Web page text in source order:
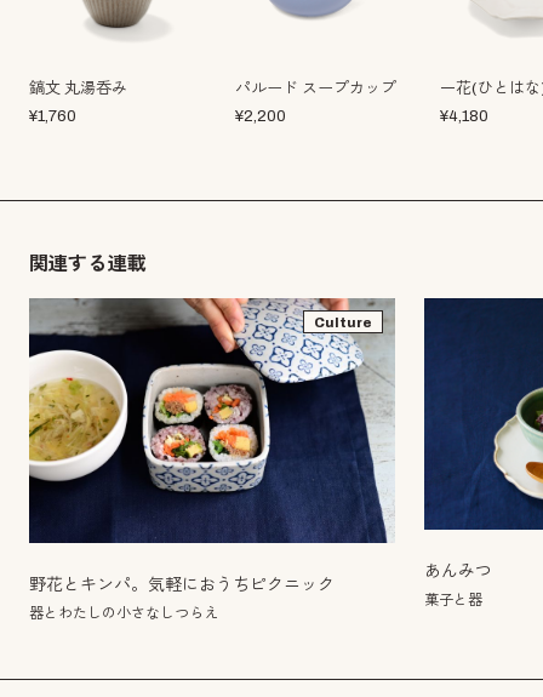
鎬文 丸湯呑み
¥1,760
パルード スープカップ
¥2,200
一花(ひとは
¥4,180
関連する連載
Culture
野花とキンパ。気軽におうちピクニック
器とわたしの小さなしつらえ
あんみつ
菓子と器